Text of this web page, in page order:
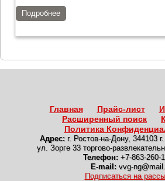
Подробнее
Главная Прайс-лист
Расширенный поиск
Политика
Адрес: г. Ростов-на-Дону, 344103
ул. Зорге 33 торгово-
Телефон: +7-863-260-
E-mail: vvg-
Подписаться на